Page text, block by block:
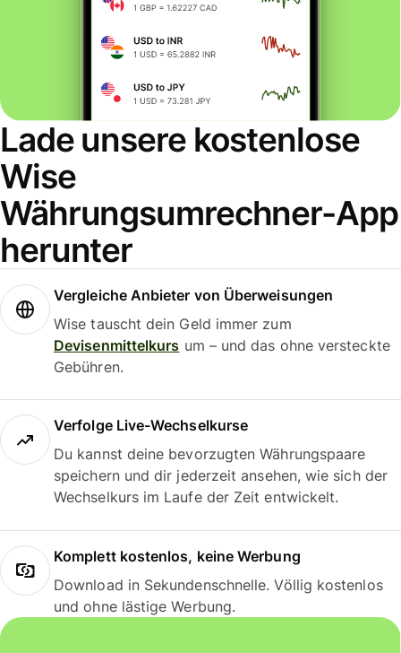
Lade unsere kostenlose
Wise
Währungsumrechner-App
herunter
Vergleiche Anbieter von Überweisungen
Wise tauscht dein Geld immer zum
Devisenmittelkurs um – und das ohne versteckte
Gebühren.
Verfolge Live-Wechselkurse
Du kannst deine bevorzugten Währungspaare
speichern und dir jederzeit ansehen, wie sich der
Wechselkurs im Laufe der Zeit entwickelt.
Komplett kostenlos, keine Werbung
Download in Sekundenschnelle. Völlig kostenlos
und ohne lästige Werbung.